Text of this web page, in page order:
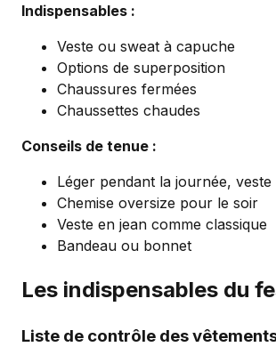
Indispensables :
Veste ou sweat à capuche
Options de superposition
Chaussures fermées
Chaussettes chaudes
Conseils de tenue :
Léger pendant la journée,
Chemise oversize pour le soir
Veste en jean comme classique
Bandeau ou bonnet
Les indispensables du
Liste de contrôle des